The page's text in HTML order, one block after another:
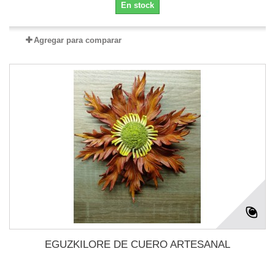
En stock
Agregar para comparar
EGUZKILORE DE CUERO ARTESANAL